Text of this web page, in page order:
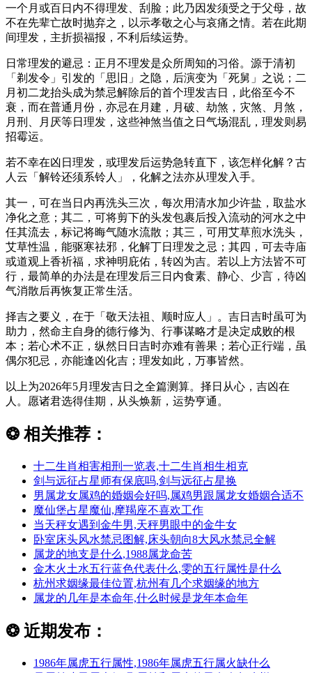
一个月或百日内不得理发、刮脸；此乃因发须受之于父母，故
不在先辈亡故时抛弃之，以示孝敬之心与哀痛之情。若在此期
间理发，主折损福报，不利后续运势。
日常理发的避忌：正月不理发是众所周知的习俗。源于清初
「剃发令」引发的「思旧」之隐，后演变为「死舅」之说；二
月初二龙抬头成为禁忌解除后的首个理发吉日，此俗至今不
衰，而在普通月份，亦忌在月建，月破、劫煞，灾煞、月煞，
月刑、月厌等日理发，这些神煞当值之日气场混乱，理发则易
招霉运。
若不幸在凶日理发，或理发后运势急转直下，该怎样化解？古
人云「解铃还须系铃人」，化解之法亦从理发入手。
其一，可在当日内再洗头三次，每次用清水加少许盐，取盐水
净化之意；其二，可将剪下的头发包裹后投入流动的河水之中
任其流去，标记将晦气随水流散；其三，可用艾草煎水洗头，
艾草性温，能驱寒祛邪，化解丁日理发之忌；其四，可去寺庙
或道观上香祈福，求神明庇佑，转凶为吉。若以上方法皆不可
行，最简单的办法是在理发后三日内食素、静心、少言，待凶
气消散后再恢复正常生活。
择吉之要义，在于「敬天法祖、顺时应人」。吉日吉时虽可为
助力，然命主自身的德行修为、行事谋略才是决定成败的根
本；若心术不正，纵然日日吉时亦难有善果；若心正行端，虽
偶尔犯忌，亦能逢凶化吉；理发如此，万事皆然。
以上为2026年5月理发吉日之全篇测算。择日从心，吉凶在
人。愿诸君选得佳期，从头焕新，运势亨通。
❂ 相关推荐：
十二生肖相害相刑一览表,十二生肖相生相克
剑与远征占星师有保底吗,剑与远征占星换
男属龙女属鸡的婚姻会好吗,属鸡男跟属龙女婚姻合适不
魔仙堡占星魔仙,摩羯座不喜欢工作
当天秤女遇到金牛男,天秤男眼中的金牛女
卧室床头风水禁忌图解,床头朝向8大风水禁忌全解
属龙的地支是什么,1988属龙命苦
金木火土水五行蓝色代表什么,雯的五行属性是什么
杭州求姻缘最佳位置,杭州有几个求姻缘的地方
属龙的几年是本命年,什么时候是龙年本命年
❂ 近期发布：
1986年属虎五行属性,1986年属虎五行属火缺什么